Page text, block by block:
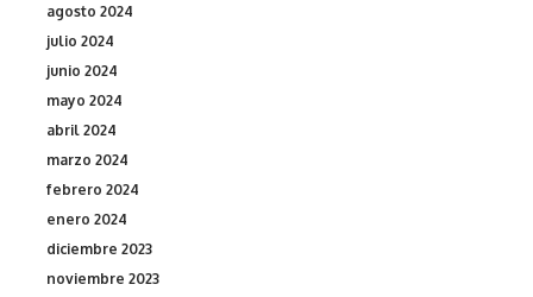
agosto 2024
julio 2024
junio 2024
mayo 2024
abril 2024
marzo 2024
febrero 2024
enero 2024
diciembre 2023
noviembre 2023